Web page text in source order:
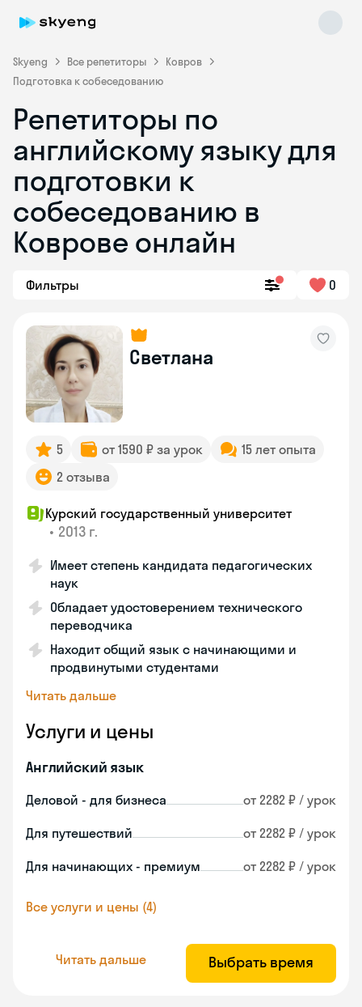
Skyeng Все репетиторы
Ковров
Подготовка к собеседованию
Репетиторы по
английскому языку для
подготовки к
собеседованию в
Коврове онлайн
Фильтры 0
Светлана
5 от 1590 ₽ за урок
15 лет опыта
2 отзыва
Курский государственный университет
• 2013 г.
Имеет степень кандидата педагогических
наук
Обладает удостоверением технического
переводчика
Находит общий язык с начинающими и
продвинутыми студентами
Читать дальше
Услуги и цены
Английский язык
Деловой - для бизнеса от 2282 ₽ / урок
Для путешествий от 2282 ₽ / урок
Для начинающих - премиум от 2282 ₽ / урок
Все услуги и цены (4)
Читать дальше Выбрать время
Skyeng Chat